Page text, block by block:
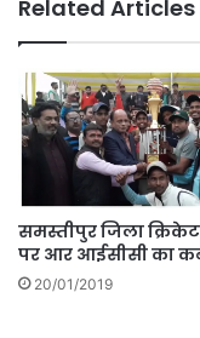
Related Articles
समस्तीपुर जिला
पर आर आईसीसी का
20/01/2019